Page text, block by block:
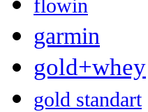
flowin
garmin
gold+whey
gold standart